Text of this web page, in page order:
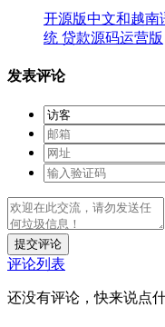
开源版中文和越南
统 贷款源码运营版
发表评论
提交评论
评论列表
还没有评论，快来说点